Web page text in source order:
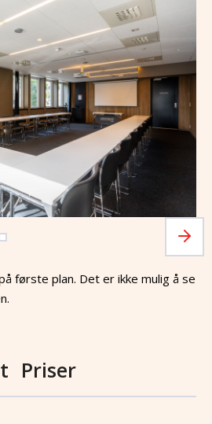
første plan. Det er ikke mulig å se
Priser